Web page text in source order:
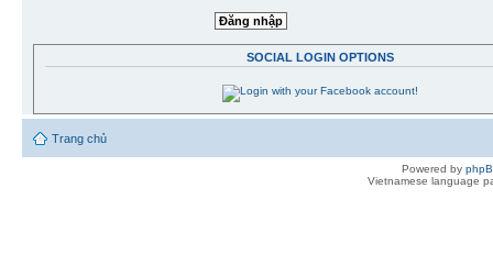
SOCIAL LOGIN OPTIONS
Trang chủ
Powered by
Vietnamese language